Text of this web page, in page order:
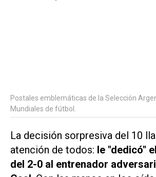
Postales emblemáticas de la Selección
Mundiales de fútbol.
La decisión sorpresiva del 10
atención de todos: le "dedicó"
del 2-0 al entrenador